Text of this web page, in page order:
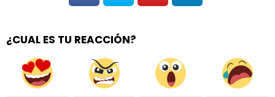
¿CUAL ES TU REACCIÓN?